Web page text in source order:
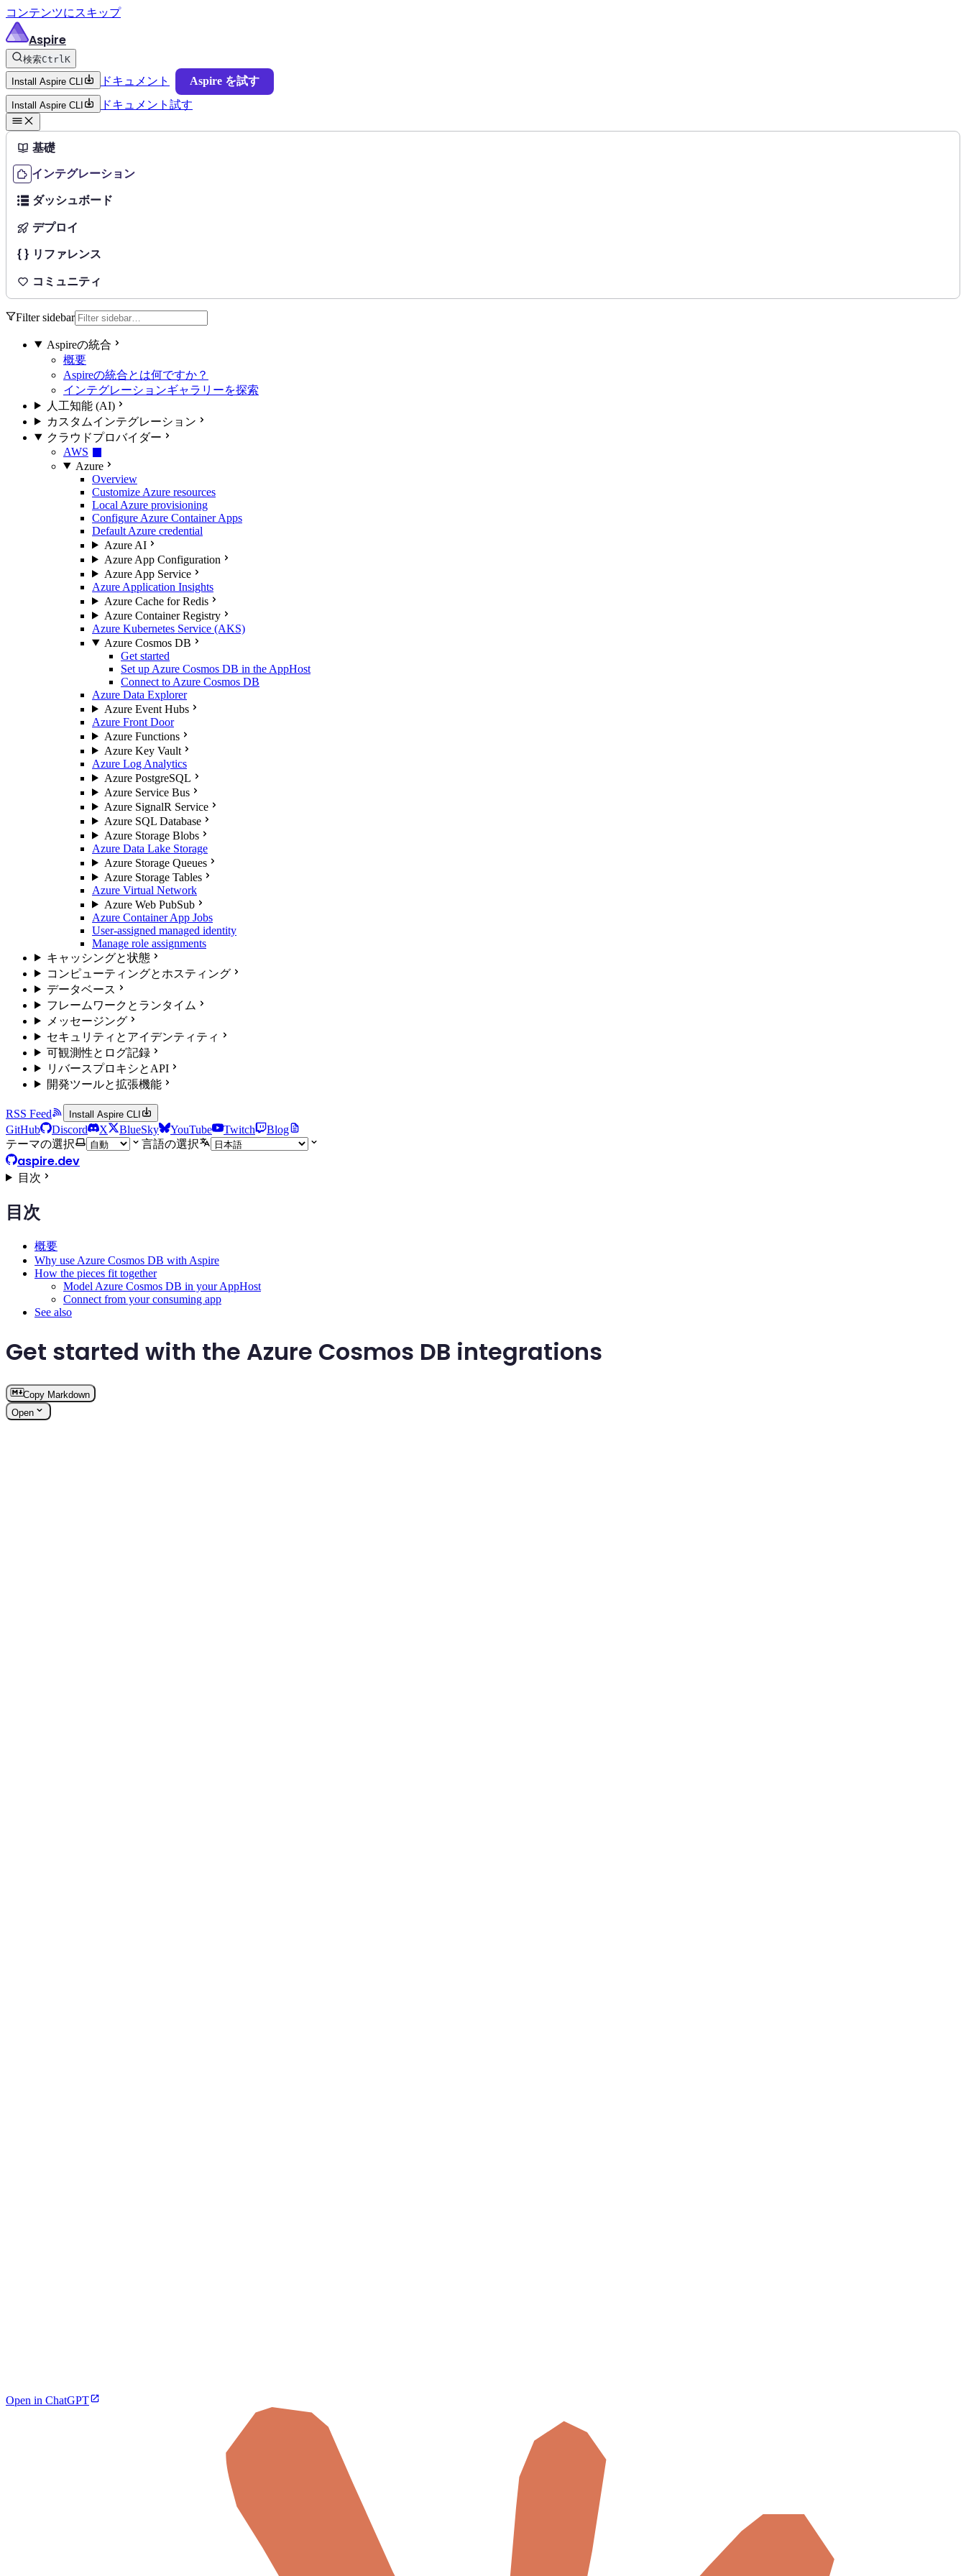
コンテンツにスキップ
Aspire
検索CtrlK
Install Aspire CLI ドキュメント Aspire を試す
Install Aspire CLI ドキュメント 試す
基礎
インテグレーション
ダッシュボード
デプロイ
リファレンス
コミュニティ
Filter sidebar
Aspireの統合
概要
Aspireの統合とは何ですか？
インテグレーションギャラリーを探索
人工知能 (AI)
カスタムインテグレーション
クラウドプロバイダー
AWS
Azure
Overview
Customize Azure resources
Local Azure provisioning
Configure Azure Container Apps
Default Azure credential
Azure AI
Azure App Configuration
Azure App Service
Azure Application Insights
Azure Cache for Redis
Azure Container Registry
Azure Kubernetes Service (AKS)
Azure Cosmos DB
Get started
Set up Azure Cosmos DB in the AppHost
Connect to Azure Cosmos DB
Azure Data Explorer
Azure Event Hubs
Azure Front Door
Azure Functions
Azure Key Vault
Azure Log Analytics
Azure PostgreSQL
Azure Service Bus
Azure SignalR Service
Azure SQL Database
Azure Storage Blobs
Azure Data Lake Storage
Azure Storage Queues
Azure Storage Tables
Azure Virtual Network
Azure Web PubSub
Azure Container App Jobs
User-assigned managed identity
Manage role assignments
キャッシングと状態
コンピューティングとホスティング
データベース
フレームワークとランタイム
メッセージング
セキュリティとアイデンティティ
可観測性とログ記録
リバースプロキシとAPI
開発ツールと拡張機能
RSS Feed Install Aspire CLI
GitHub Discord X BlueSky YouTube Twitch
Blog
テーマの選択
言語の選択
aspire.dev
目次
目次
概要
Why use Azure Cosmos DB with Aspire
How the pieces fit together
Model Azure Cosmos DB in your AppHost
Connect from your consuming app
See also
Get started with the Azure Cosmos DB integrations
Copy Markdown
Open
Open in ChatGPT